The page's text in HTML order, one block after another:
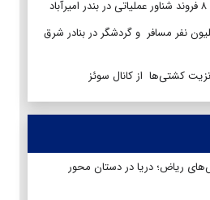
نفر مسافر و گردشگر در بنادر شرق
کشتی‌ها از کانال سوئز
ریاض؛ دریا در دستان محور